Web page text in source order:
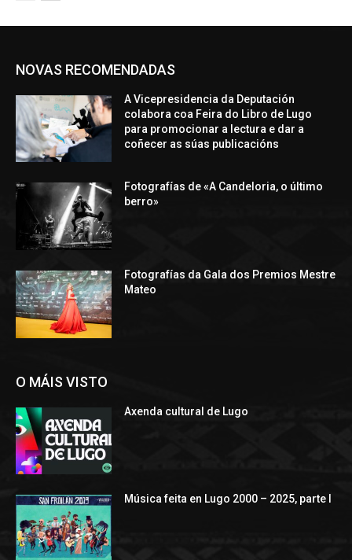
NOVAS RECOMENDADAS
A Vicepresidencia da Deputación
colabora coa Feira do Libro de Lugo
para promocionar a lectura e dar a
coñecer as súas publicacións
Fotografías de «A Candeloria, o último
berro»
Fotografías da Gala dos Premios Mestre
Mateo
O MÁIS VISTO
Axenda cultural de Lugo
Música feita en Lugo 2000 – 2025, parte I